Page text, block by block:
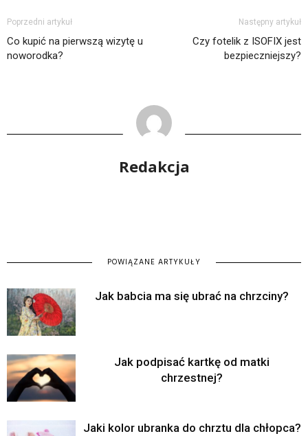
Poprzedni artykuł
Co kupić na pierwszą wizytę u
noworodka?
Następny artykuł
Czy fotelik z ISOFIX jest
bezpieczniejszy?
Redakcja
POWIĄZANE ARTYKUŁY
Jak babcia ma się ubrać na chrzciny?
Jak podpisać kartkę od matki
chrzestnej?
Jaki kolor ubranka do chrztu dla chłopca?